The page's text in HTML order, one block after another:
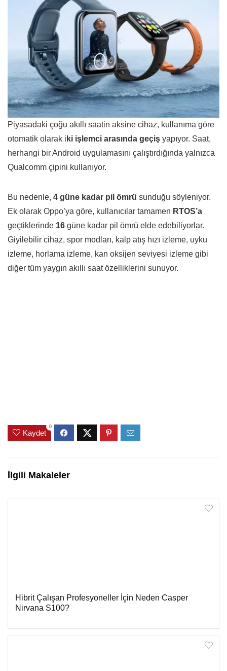
Piyasadaki çoğu akıllı saatin aksine cihaz, kullanıma göre
otomatik olarak i ki işlemci arasında geçiş yapıyor. Saat,
herhangi bir Android uygulamasını çalıştırdığında yalnızca
Qualcomm çipini kullanıyor.
Bu nedenle, 4 güne kadar pil ömrü sunduğu söyleniyor.
Ek olarak Oppo’ya göre, kullanıcılar tamamen RTOS’a
geçtiklerinde 16 güne kadar pil ömrü elde edebiliyorlar.
Giyilebilir cihaz, spor modları, kalp atış hızı izleme, uyku
izleme, horlama izleme, kan oksijen seviyesi izleme gibi
diğer tüm yaygın akıllı saat özelliklerini sunuyor.
Kaydet
0
İlgili Makaleler
Hibrit Çalışan Profesyoneller İçin Neden Casper
Nirvana S100?